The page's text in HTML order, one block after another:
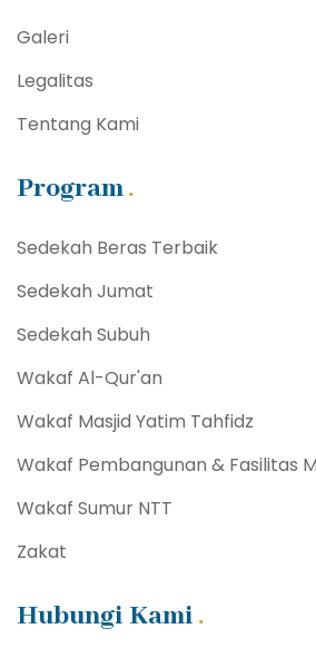
Galeri
Legalitas
Tentang Kami
Program
Sedekah Beras Terbaik
Sedekah Jumat
Sedekah Subuh
Wakaf Al-Qur'an
Wakaf Masjid Yatim Tahfidz
Wakaf Pembangunan & Fasilitas
Wakaf Sumur NTT
Zakat
Hubungi Kami